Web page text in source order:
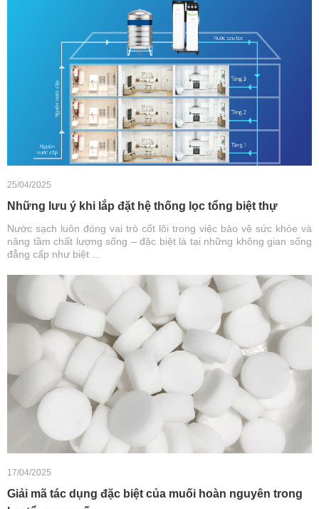
25/04/2025
Những lưu ý khi lắp đặt hệ thống lọc tổng biệt thự
Nước sạch luôn đóng vai trò cốt lõi trong việc bảo vệ sức khỏe và
nâng tầm chất lượng sống – đặc biệt là tại những không gian sống
đẳng cấp như biệt ...
17/04/2025
Giải mã tác dụng đặc biệt của muối hoàn nguyên trong